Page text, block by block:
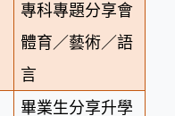
專科專題分享會
體育／藝術／語
言
畢業生分享升學